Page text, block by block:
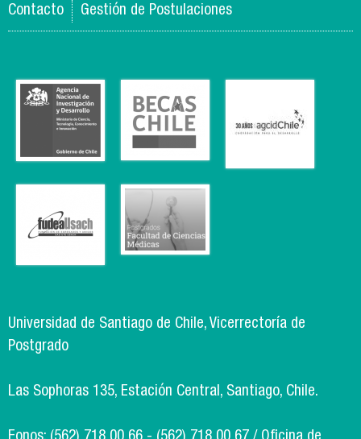
Contacto
Gestión de Postulaciones
Universidad de Santiago de Chile, Vicerrectoría de
Postgrado
Las Sophoras 135, Estación Central, Santiago, Chile.